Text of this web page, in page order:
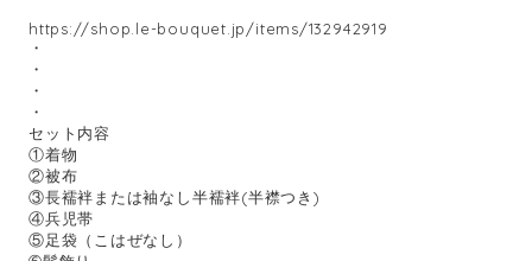
https://shop.le-bouquet.jp/items/132942919
・
・
・
・
セット内容
①着物
②被布
③長襦袢または袖なし半襦袢(半襟つき)
④兵児帯
⑤足袋（こはぜなし）